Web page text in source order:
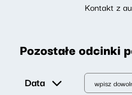
Kontakt z
Pozostałe odcinki
Data